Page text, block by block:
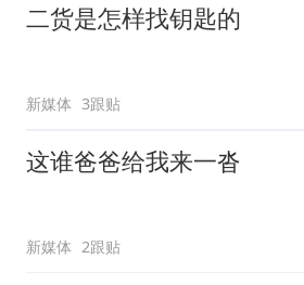
二货是怎样找钥匙的
新媒体 3跟贴
这谁爸爸给我来一沓
新媒体 2跟贴